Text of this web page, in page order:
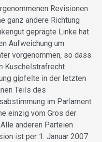
Revisionen
ganz andere Richtung
geprägte Linke hat
Aufweichung um
vorgenommen, so dass
Kuschelstrafrecht
gipfelte in der letzten
Teils des
im Parlament
einzig vom Gros der
anderen Parteien
ist per 1. Januar 2007